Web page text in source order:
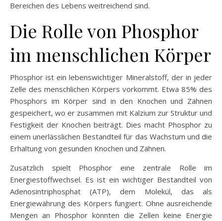
Bereichen des Lebens weitreichend sind.
Die Rolle von Phosphor
im menschlichen Körper
Phosphor ist ein lebenswichtiger Mineralstoff, der in jeder
Zelle des menschlichen Körpers vorkommt. Etwa 85% des
Phosphors im Körper sind in den Knochen und Zähnen
gespeichert, wo er zusammen mit Kalzium zur Struktur und
Festigkeit der Knochen beiträgt. Dies macht Phosphor zu
einem unerlässlichen Bestandteil für das Wachstum und die
Erhaltung von gesunden Knochen und Zähnen.
Zusätzlich spielt Phosphor eine zentrale Rolle im
Energiestoffwechsel. Es ist ein wichtiger Bestandteil von
Adenosintriphosphat (ATP), dem Molekül, das als
Energiewährung des Körpers fungiert. Ohne ausreichende
Mengen an Phosphor könnten die Zellen keine Energie